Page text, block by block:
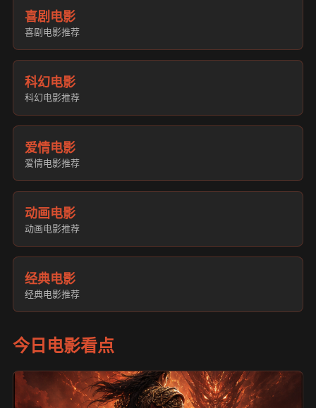
喜剧电影
喜剧电影推荐
科幻电影
科幻电影推荐
爱情电影
爱情电影推荐
动画电影
动画电影推荐
经典电影
经典电影推荐
今日电影看点